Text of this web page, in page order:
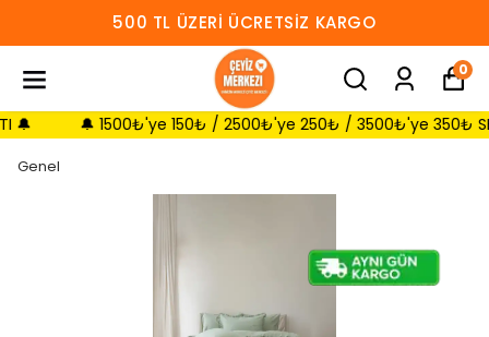
500 TL ÜZERI ÜCRETSIZ KARGO
0
🔔 1500₺'ye 150₺ / 2500₺'ye 250₺ / 3500₺'ye 350₺ SEPETTE
Genel